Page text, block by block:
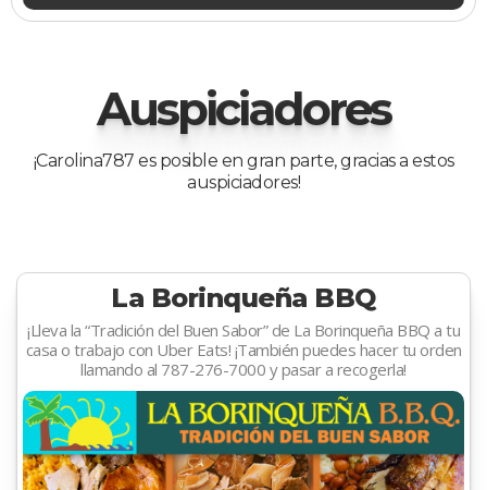
Auspiciadores
¡Carolina787 es posible en gran parte, gracias a estos
auspiciadores!
La Borinqueña BBQ
¡Lleva la “Tradición del Buen Sabor” de La Borinqueña BBQ a tu
casa o trabajo con Uber Eats! ¡También puedes hacer tu orden
llamando al 787-276-7000 y pasar a recogerla!